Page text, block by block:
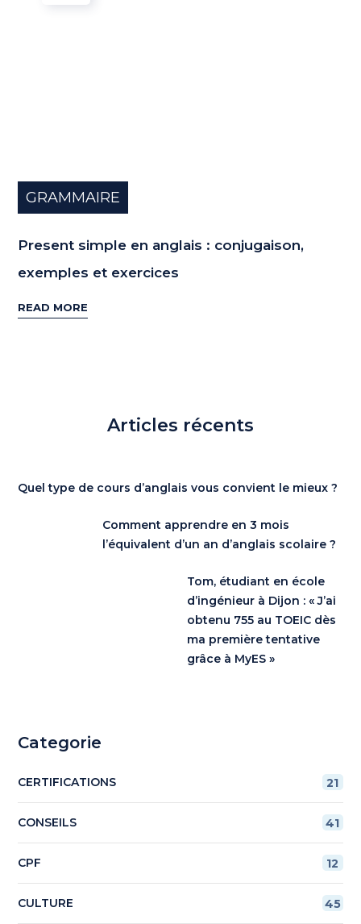
GRAMMAIRE
Present simple en anglais : conjugaison,
exemples et exercices
READ MORE
Articles récents
Quel type de cours d’anglais vous convient le mieux ?
Comment apprendre en 3 mois
l’équivalent d’un an d’anglais scolaire ?
Tom, étudiant en école
d’ingénieur à Dijon : « J’ai
obtenu 755 au TOEIC dès
ma première tentative
grâce à MyES »
Categorie
CERTIFICATIONS 21
CONSEILS 41
CPF 12
CULTURE 45